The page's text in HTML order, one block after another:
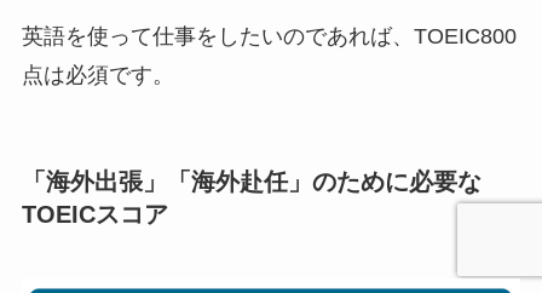
英語を使って仕事をしたいのであれば、TOEIC800
点は必須です。
「海外出張」「海外赴任」のために必要な
TOEICスコア